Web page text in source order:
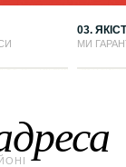
03.
МИ